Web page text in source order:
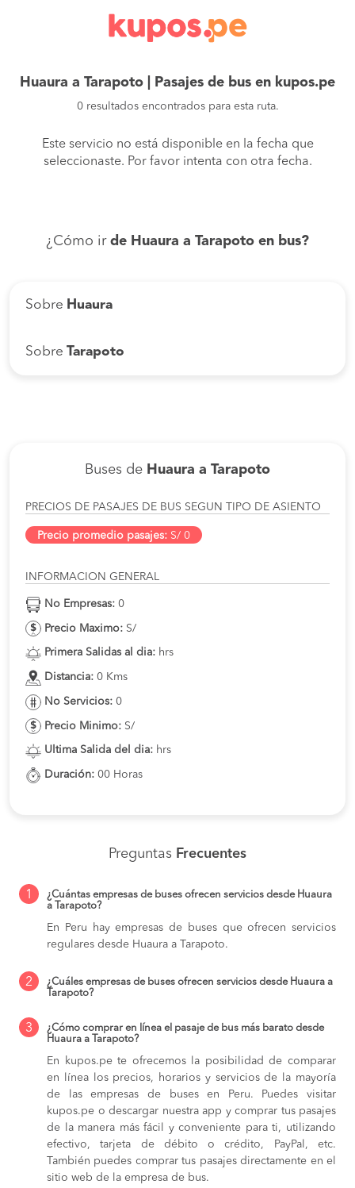
Huaura a Tarapoto | Pasajes de bus en kupos.pe
0 resultados encontrados para esta ruta.
Este servicio no está disponible en la fecha que
seleccionaste. Por favor intenta con otra fecha.
¿Cómo ir de Huaura a Tarapoto en bus?
Sobre Huaura
Sobre Tarapoto
Buses de Huaura a Tarapoto
PRECIOS DE PASAJES DE BUS SEGUN TIPO DE ASIENTO
Precio promedio pasajes: S/ 0
INFORMACION GENERAL
No Empresas: 0
Precio Maximo: S/
Primera Salidas al dia: hrs
Distancia: 0 Kms
No Servicios: 0
Precio Minimo: S/
Ultima Salida del dia: hrs
Duración: 00 Horas
Preguntas Frecuentes
1
¿Cuántas empresas de buses ofrecen servicios desde Huaura
a Tarapoto?
En Peru hay empresas de buses que ofrecen servicios
regulares desde Huaura a Tarapoto.
2
¿Cuáles empresas de buses ofrecen servicios desde Huaura a
Tarapoto?
3
¿Cómo comprar en línea el pasaje de bus más barato desde
Huaura a Tarapoto?
En kupos.pe te ofrecemos la posibilidad de comparar
en línea los precios, horarios y servicios de la mayoría
de las empresas de buses en Peru. Puedes visitar
kupos.pe o descargar nuestra app y comprar tus pasajes
de la manera más fácil y conveniente para ti, utilizando
efectivo, tarjeta de débito o crédito, PayPal, etc.
También puedes comprar tus pasajes directamente en el
sitio web de la empresa de bus.